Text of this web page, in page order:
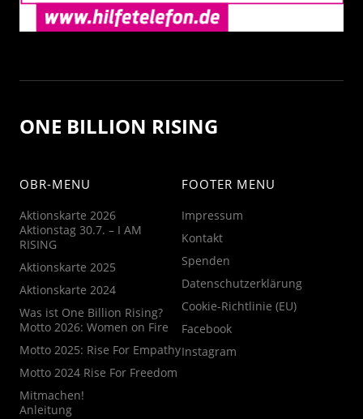
ONE BILLION RISING
OBR-MENU
Aktionskarte 2026
Aktionstag 30.7. – I AM
RISING
Aktionskarte 2025
Aktionskarte 2024
Was ist One Billion Rising?
Motto 2026: Women on Fire
Motto 2025: Rise For Empathy
Motto 2024 Rise For Freedom
Mitmachen!
Anleitung
FOOTER MENU
Impressum
Kontakt
Spenden
Datenschutzerklärung
Cookie-Richtlinie (EU)
Facebook
Instagram